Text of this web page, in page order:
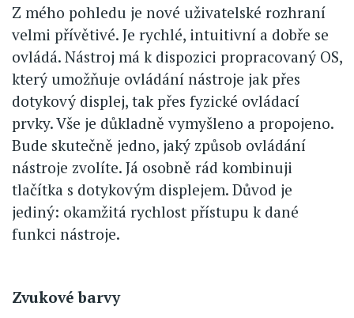
Z mého pohledu je nové uživatelské rozhraní
velmi přívětivé. Je rychlé, intuitivní a dobře se
ovládá. Nástroj má k dispozici propracovaný OS,
který umožňuje ovládání nástroje jak přes
dotykový displej, tak přes fyzické ovládací
prvky. Vše je důkladně vymyšleno a propojeno.
Bude skutečně jedno, jaký způsob ovládání
nástroje zvolíte. Já osobně rád kombinuji
tlačítka s dotykovým displejem. Důvod je
jediný: okamžitá rychlost přístupu k dané
funkci nástroje.
Zvukové barvy